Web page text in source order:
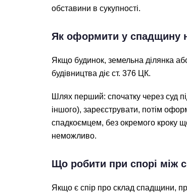
обставини в сукупності.
Як оформити у спадщину
Якщо будинок, земельна ділянка
будівництва діє ст. 376 ЦК.
Шлях перший: спочатку через суд
іншого), зареєструвати, потім
спадкоємцем, без окремого кроку
неможливо.
Що робити при спорі між
Якщо є спір про склад спадщини,